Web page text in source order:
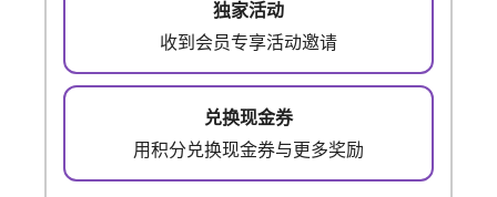
收到会员专享活动邀请
用积分兑换现金券与更多奖励